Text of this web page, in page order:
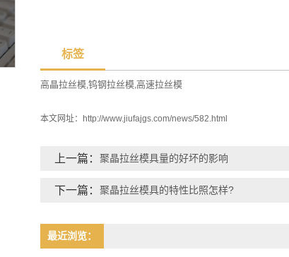
标签
高晶拉丝模,钨钢拉丝模,高速拉丝模
本文网址： http://www.jiufajgs.com/news/582.html
上一篇： 聚晶拉丝模具量的好坏的影响
下一篇： 聚晶拉丝模具的特性比照怎样?
最近浏览：